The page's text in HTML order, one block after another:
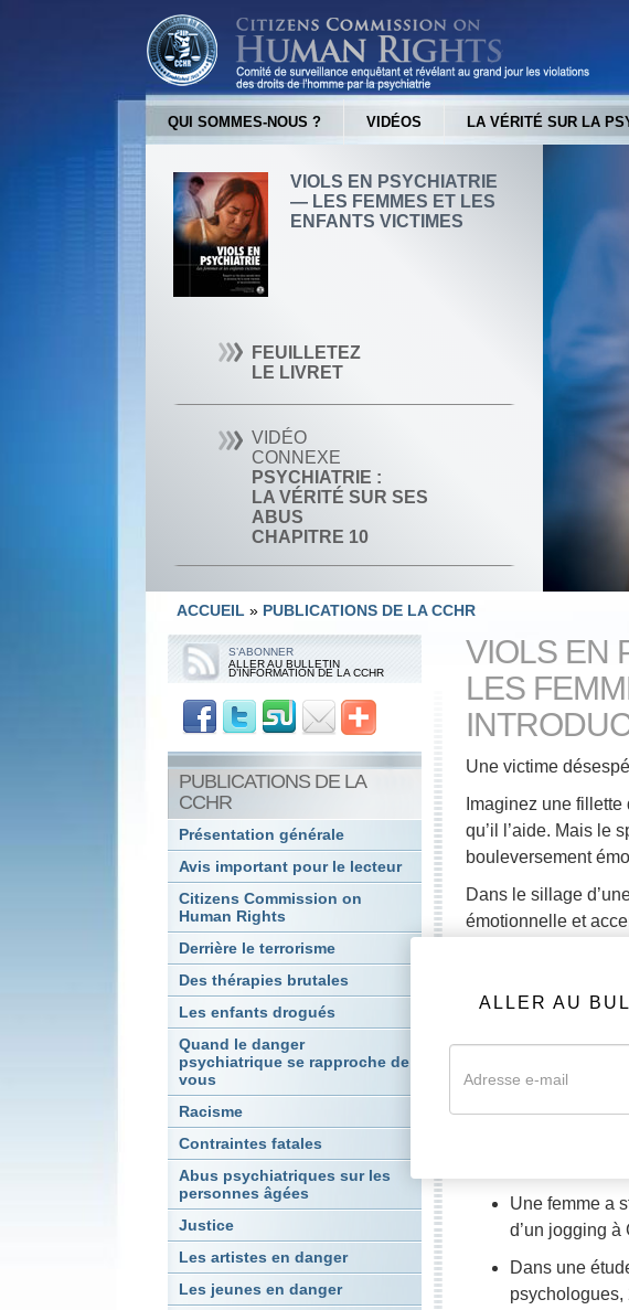
QUI SOMMES-NOUS ? VIDÉOS LA VÉRITÉ SUR LA
VIOLS EN PSYCHIATRIE
— LES FEMMES ET LES
ENFANTS VICTIMES
FEUILLETEZ
LE LIVRET
VIDÉO
CONNEXE
PSYCHIATRIE :
LA VÉRITÉ SUR SES
ABUS
CHAPITRE 10
ACCUEIL » PUBLICATIONS DE LA CCHR
VIOLS EN
LES
Une victime
Imaginez une
qu’il l’aide. Mais le
bouleversement
Dans le sillage
émotionnelle et
Trop souvent,
commettent de tels
Le 31 octobre
Motif : viol et
ans, a prétendu que
De tels «
Une femme a
d’un jogging à
Dans une
psychologues,
S’ABONNER
ALLER AU BULLETIN
D’INFORMATION DE LA CCHR
PUBLICATIONS DE LA
CCHR
Présentation générale
Avis important pour le lecteur
Citizens Commission on
Human Rights
Derrière le terrorisme
Des thérapies brutales
Les enfants drogués
Quand le danger
psychiatrique se rapproche de
vous
Racisme
Contraintes fatales
Abus psychiatriques sur les
personnes âgées
Justice
Les artistes en danger
Les jeunes en danger
ALLER AU